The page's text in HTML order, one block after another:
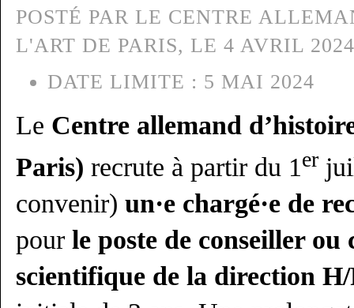
POSTÉ PAR LE CENTRE
L'ART DE PARIS, LE 4 AVRIL
DATE LIMITE : 5 MAI 2024
Le Centre allemand
Paris) recrute à partir du 1er
convenir) un·e chargé·e de
pour le poste de conseiller ou
scientifique de la direction